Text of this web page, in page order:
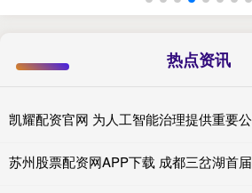
热点资讯
凯耀配资官网 为人工智能治理提供重要
苏州股票配资网APP下载 成都三岔湖首